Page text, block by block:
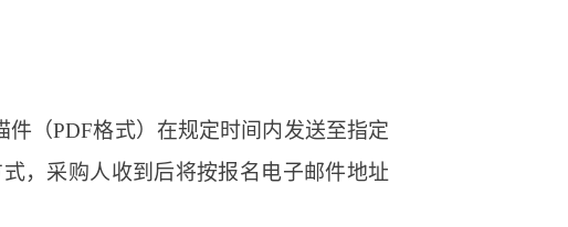
（PDF格式）在规定时间内发送至指定
，采购人收到后将按报名电子邮件地址